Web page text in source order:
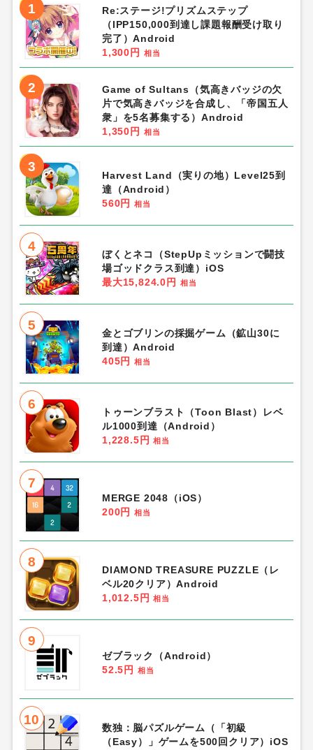
1
Re:ステージ!プリズムステップ
（IPP150,000到達し課題報酬受け取り
完了）Android
1,300円
相当
2
Game of Sultans（気高きバッジの欠
片で気高きバッジを合成し、「帝国五人
衆」を5名募集する）Android
1,350円
相当
3
Harvest Land（実りの地）Level25到
達（Android）
560円
相当
4
ぼくとネコ（StepUpミッションで闘技
場ゴッドクラス到達）iOS
最大15,824.0円
相当
5
金とゴブリンの採掘ゲーム（鉱山30に
到達）Android
405円
相当
6
トゥーンブラスト（Toon Blast）レベ
ル1000到達（Android）
1,228.5円
相当
7
MERGE 2048（iOS）
200円
相当
8
DIAMOND TREASURE PUZZLE（レ
ベル20クリア）Android
1,012.5円
相当
9
ゼブラック（Android）
52.5円
相当
10
数独：脳パズルゲーム（「初級
（Easy）」ゲームを500回クリア）iOS